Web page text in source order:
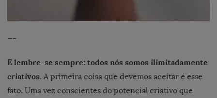
—-
E lembre-se sempre: todos nós somos ilimitadamente
criativos. A primeira coisa que devemos aceitar é esse
fato. Uma vez conscientes do potencial criativo que